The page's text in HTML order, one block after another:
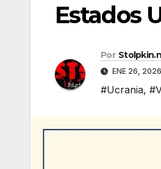
Estados
Por
ENE 26, 2026
#Ucrania,